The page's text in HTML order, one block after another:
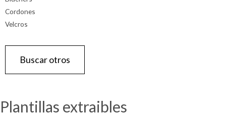
Cordones
Velcros
Buscar otros
Plantillas extraibles